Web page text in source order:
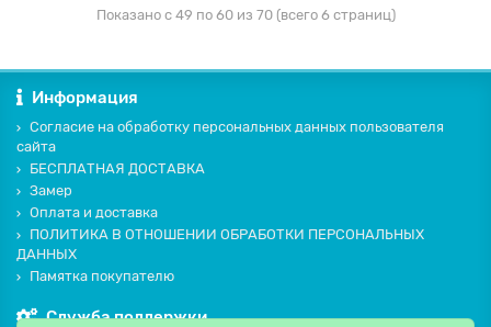
Показано с 49 по 60 из 70 (всего 6 страниц)
Информация
Согласие на обработку персональных данных пользователя
сайта
БЕСПЛАТНАЯ ДОСТАВКА
Замер
Оплата и доставка
ПОЛИТИКА В ОТНОШЕНИИ ОБРАБОТКИ ПЕРСОНАЛЬНЫХ
ДАННЫХ
Памятка покупателю
Служба поддержки